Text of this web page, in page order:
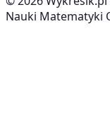
Nauki Matematyki